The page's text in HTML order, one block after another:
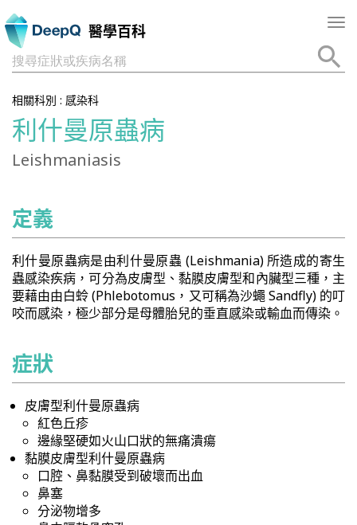
醫學百科
搜尋症狀或疾病名稱
相關科別 : 感染科
利什曼原蟲病
Leishmaniasis
定義
利什曼原蟲病是由利什曼原蟲 (Leishmania) 所造成的寄生
蟲感染疾病，可分為皮膚型、黏膜皮膚型和內臟型三種，主
要藉由由白蛉 (Phlebotomus，又可稱為沙蠅 Sandfly) 的叮
咬而感染，極少部分是母體胎兒的垂直感染或輸血而傳染。
症狀
皮膚型利什曼原蟲病
紅色丘疹
邊緣堅硬如火山口狀的無痛潰瘍
黏膜皮膚型利什曼原蟲病
口腔、鼻黏膜受到破壞而出血
鼻塞
分泌物增多